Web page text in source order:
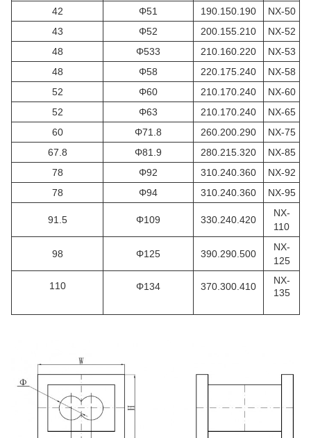
NX-50
190.150.190
Φ51
42
NX-52
200.155.210
Φ52
43
NX-53
210.160.220
Φ533
48
NX-58
220.175.240
Φ58
48
NX-60
210.170.240
Φ60
52
NX-65
210.170.240
Φ63
52
NX-75
260.200.290
Φ71.8
60
NX-85
280.215.320
Φ81.9
67.8
NX-92
310.240.360
Φ92
78
NX-95
310.240.360
Φ94
78
NX-
110
330.240.420
Φ109
91.5
NX-
125
390.290.500
Φ125
98
NX-
135
370.300.410
Φ134
110